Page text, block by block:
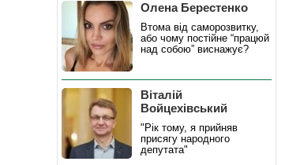
Олена Берестенко
Втома від саморозвитку,
або чому постійне “працюй
над собою” виснажує?
Віталій
Войцехівський
"Рік тому, я прийняв
присягу народного
депутата"